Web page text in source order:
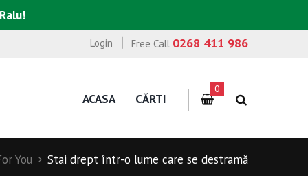
Free Call 0268 411 986
Login
ACASA CĂRTI
0
You Stai drept într-o lume care se destramă